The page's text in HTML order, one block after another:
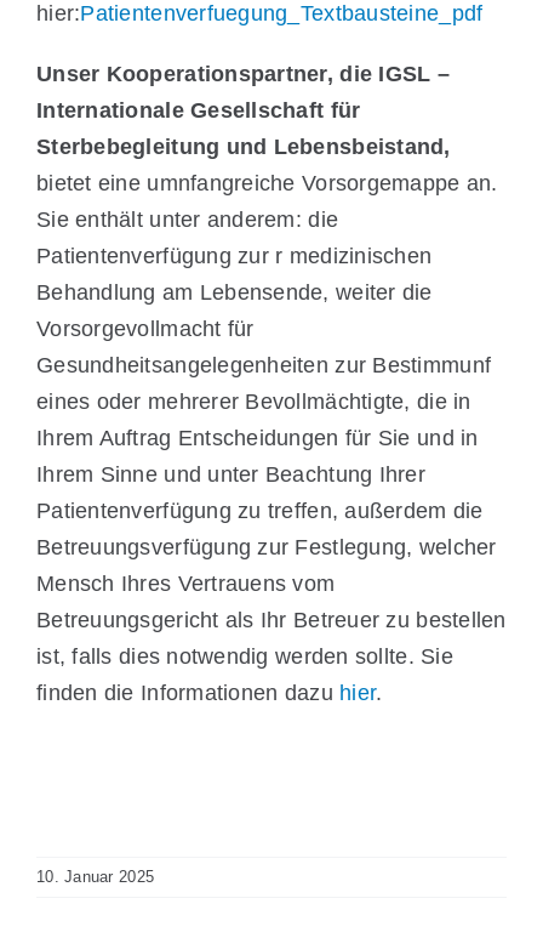
hier:Patientenverfuegung_Textbausteine_pdf
Unser Kooperationspartner, die IGSL –
Internationale Gesellschaft für
Sterbebegleitung und Lebensbeistand,
bietet eine umnfangreiche Vorsorgemappe an.
Sie enthält unter anderem: die
Patientenverfügung zur r medizi­nischen
Behandlung am Lebensende, weiter die
Vorsorgevollmacht für
Gesundheitsangelegenheiten zur Bestimmunf
eines oder mehrerer Bevollmächtigte, die in
Ihrem Auftrag Entscheidungen für Sie und in
Ihrem Sinne und unter Beachtung Ihrer
Patientenverfügung zu treffen, außerdem die
Betreuungsverfügung zur Festlegung, welcher
Mensch Ihres Vertrauens vom
Betreuungsgericht als Ihr Betreuer zu bestellen
ist, falls dies notwendig werden sollte. Sie
finden die Informationen dazu hier.
10. Januar 2025